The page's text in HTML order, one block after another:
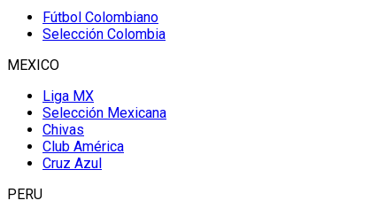
Fútbol Colombiano
Selección Colombia
MEXICO
Liga MX
Selección Mexicana
Chivas
Club América
Cruz Azul
PERU